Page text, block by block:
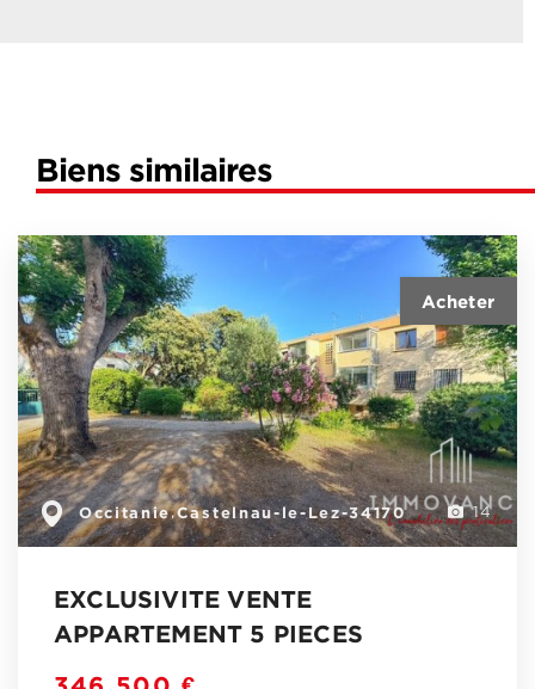
Biens similaires
14
Occitanie,Castelnau-le-Lez-34170
EXCLUSIVITE VENTE
APPARTEMENT 5 PIECES